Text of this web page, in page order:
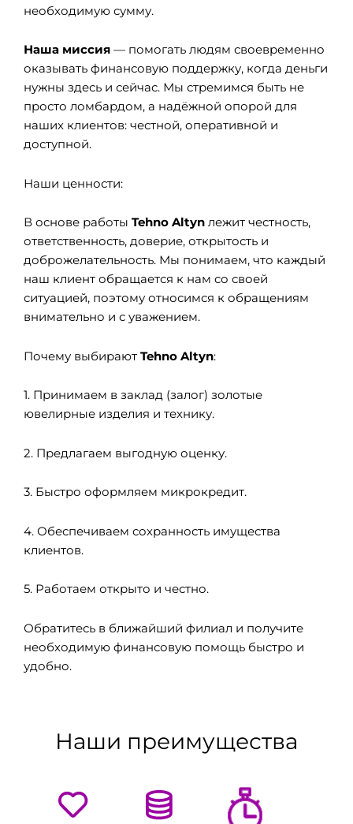
необходимую сумму.
Наша миссия — помогать людям своевременно
оказывать финансовую поддержку, когда деньги
нужны здесь и сейчас. Мы стремимся быть не
просто ломбардом, а надёжной опорой для
наших клиентов: честной, оперативной и
доступной.
Наши ценности:
В основе работы Tehno Altyn лежит честность,
ответственность, доверие, открытость и
доброжелательность. Мы понимаем, что каждый
наш клиент обращается к нам со своей
ситуацией, поэтому относимся к обращениям
внимательно и с уважением.
Почему выбирают Tehno Altyn:
1. Принимаем в заклад (залог) золотые
ювелирные изделия и технику.
2. Предлагаем выгодную оценку.
3. Быстро оформляем микрокредит.
4. Обеспечиваем сохранность имущества
клиентов.
5. Работаем открыто и честно.
Обратитесь в ближайший филиал и получите
необходимую финансовую помощь быстро и
удобно.
Наши преимущества